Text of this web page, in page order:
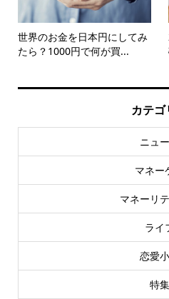
世界のお金を日本円にしてみ
たら？1000円で何が買...
カテゴ
ニュ
マネー
マネーリ
ライ
恋愛
特集